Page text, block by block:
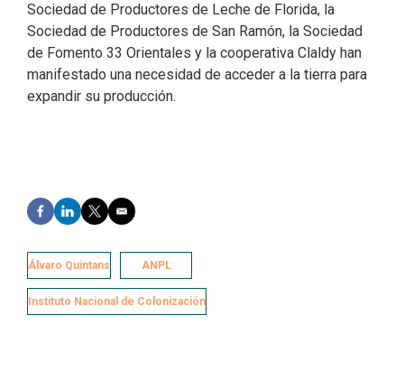
Sociedad de Productores de Leche de Florida, la
Sociedad de Productores de San Ramón, la Sociedad
de Fomento 33 Orientales y la cooperativa Claldy han
manifestado una necesidad de acceder a la tierra para
expandir su producción.
F
a
e
b
o
o
L
i
k
e
d
I
T
w
t
t
e
r
E
m
l
Álvaro Quintans ANPL
Instituto Nacional de Colonización